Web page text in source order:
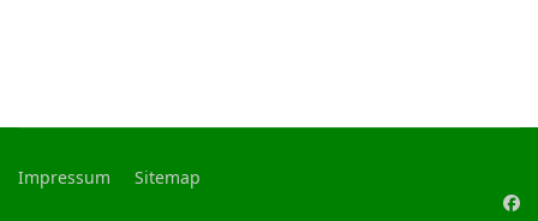
Impressum Sitemap